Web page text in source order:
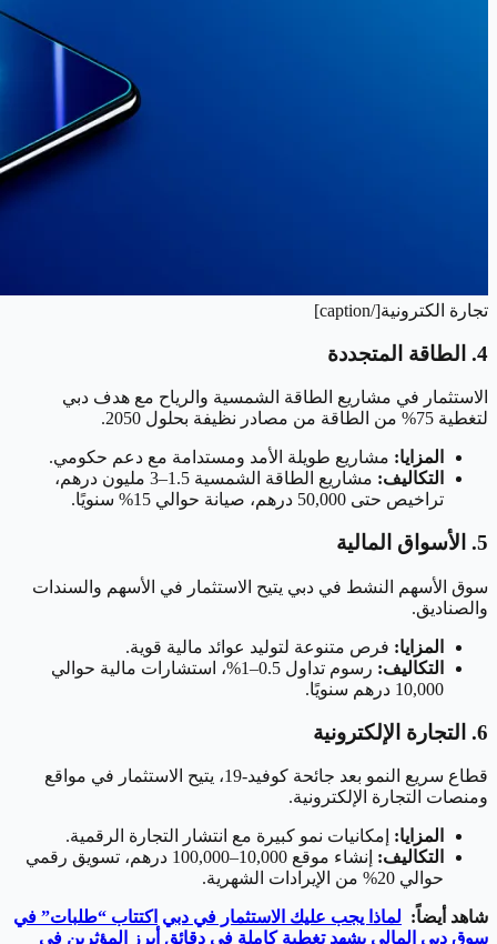
تجارة الكترونية[/caption]
4. الطاقة المتجددة
الاستثمار في مشاريع الطاقة الشمسية والرياح مع هدف دبي
لتغطية 75% من الطاقة من مصادر نظيفة بحلول 2050.
المزايا: مشاريع طويلة الأمد ومستدامة مع دعم حكومي.
التكاليف:
مشاريع الطاقة الشمسية 1.5–3 مليون درهم،
تراخيص حتى 50,000 درهم، صيانة حوالي 15% سنويًا.
5. الأسواق المالية
سوق الأسهم النشط في دبي يتيح الاستثمار في الأسهم والسندات
والصناديق.
المزايا: فرص متنوعة لتوليد عوائد مالية قوية.
التكاليف:
رسوم تداول 0.5–1%، استشارات مالية حوالي
10,000 درهم سنويًا.
6. التجارة الإلكترونية
قطاع سريع النمو بعد جائحة كوفيد-19، يتيح الاستثمار في مواقع
ومنصات التجارة الإلكترونية.
المزايا: إمكانيات نمو كبيرة مع انتشار التجارة الرقمية.
التكاليف:
إنشاء موقع 10,000–100,000 درهم، تسويق رقمي
حوالي 20% من الإيرادات الشهرية.
شاهد أيضاً: لماذا يجب عليك الاستثمار في دبي اكتتاب “طلبات” في
سوق دبي المالي يشهد تغطية كاملة في دقائق أبرز المؤثرين في